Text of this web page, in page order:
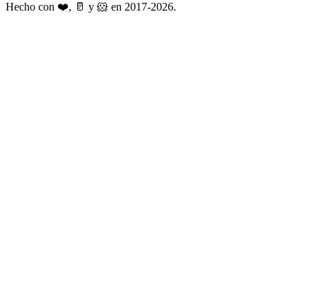
Hecho con ❤️, 🥛 y 🐹 en 2017-2026.